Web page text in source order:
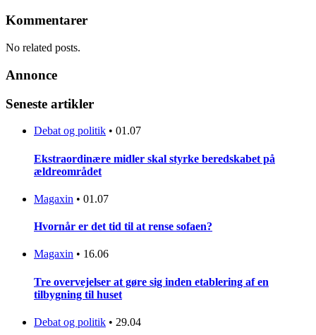
Kommentarer
No related posts.
Annonce
Seneste artikler
Debat og politik • 01.07
Ekstraordinære midler skal styrke beredskabet på
ældreområdet
Magaxin • 01.07
Hvornår er det tid til at rense sofaen?
Magaxin • 16.06
Tre overvejelser at gøre sig inden etablering af en
tilbygning til huset
Debat og politik • 29.04